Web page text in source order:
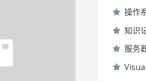
操作
知识
服务